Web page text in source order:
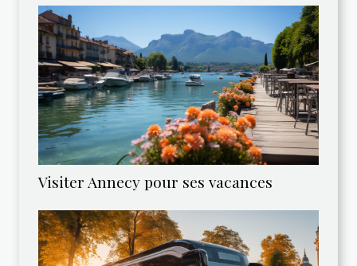
Visiter Annecy pour ses vacances